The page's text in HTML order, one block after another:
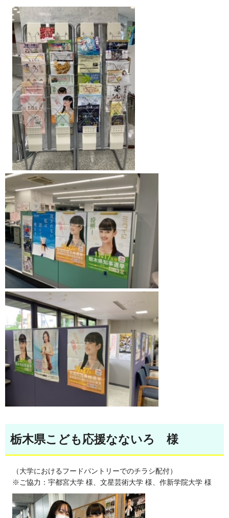
栃木県こども応援なないろ 様
（大学におけるフードパントリーでのチラシ配付）
※ご協力：宇都宮大学 様、文星芸術大学 様、作新学院大学 様